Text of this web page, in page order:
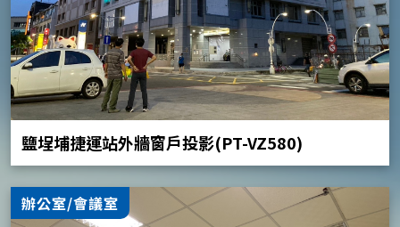
鹽埕埔捷運站外牆窗戶投影(PT-VZ580)
辦公室/會議室